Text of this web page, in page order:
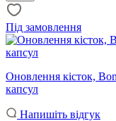
Під замовлення
Оновлення кісток,
капсул
Напишіть відгук